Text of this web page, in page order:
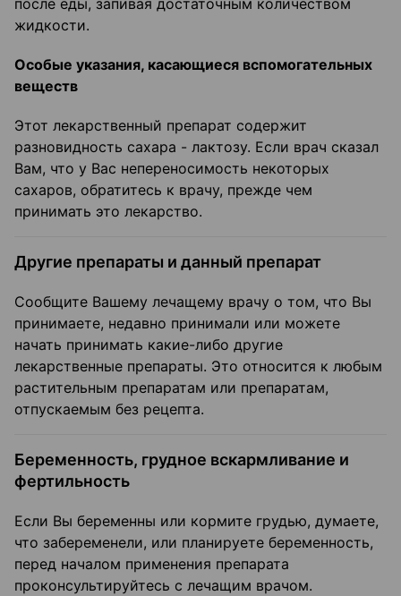
после еды, запивая достаточным количеством
жидкости.
Особые указания, касающиеся вспомогательных
веществ
Этот лекарственный препарат содержит
разновидность сахара - лактозу. Если врач сказал
Вам, что у Вас непереносимость некоторых
сахаров, обратитесь к врачу, прежде чем
принимать это лекарство.
Другие препараты и данный препарат
Сообщите Вашему лечащему врачу о том, что Вы
принимаете, недавно принимали или можете
начать принимать какие-либо другие
лекарственные препараты. Это относится к любым
растительным препаратам или препаратам,
отпускаемым без рецепта.
Беременность, грудное вскармливание и
фертильность
Если Вы беременны или кормите грудью, думаете,
что забеременели, или планируете беременность,
перед началом применения препарата
проконсультируйтесь с лечащим врачом.